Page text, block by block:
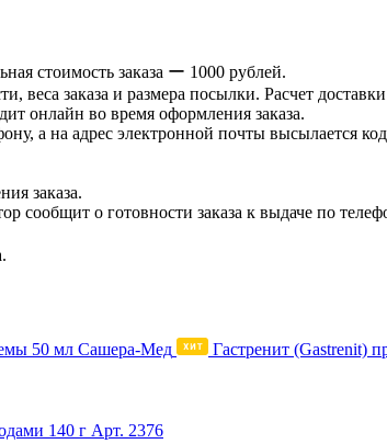
стоимость заказа ー 1000 рублей.
веса заказа и размера посылки. Расчет
онлайн во время оформления заказа.
а на адрес электронной почты высылается
заказа.
сообщит о готовности заказа к выдаче по
Гастренит (Gastrenit)
140 г Арт. 2376